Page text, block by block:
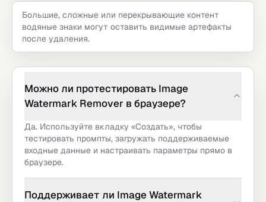
Большие, сложные или перекрывающие контент
водяные знаки могут оставить видимые артефакты
после удаления.
Можно ли протестировать Image
Watermark Remover в браузере?
Да. Используйте вкладку «Создать», чтобы
тестировать промпты, загружать поддерживаемые
входные данные и настраивать параметры прямо в
браузере.
Поддерживает ли Image Watermark